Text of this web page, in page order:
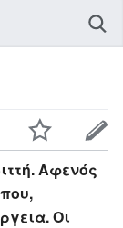
Αφενός
Οι